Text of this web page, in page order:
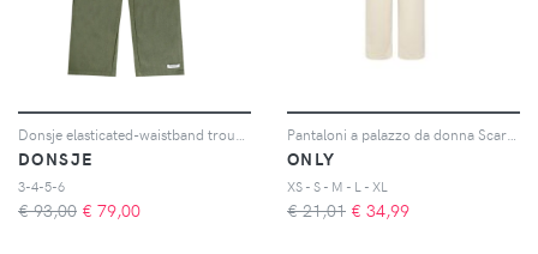
Donsje elasticated-waistband trousers - Verde
DONSJE
3-4-5-6
€ 93,00 € 79,00
Pantaloni a palazzo da donna Scarlett
ONLY
XS - S - M - L - XL
€ 21,01 € 34,99